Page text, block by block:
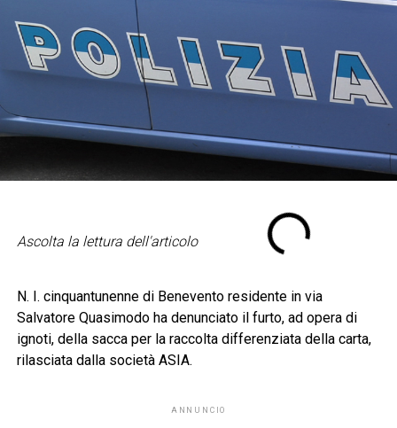
Ascolta la lettura dell'articolo
N. I. cinquantunenne di Benevento residente in via
Salvatore Quasimodo ha denunciato il furto, ad opera di
ignoti, della sacca per la raccolta differenziata della carta,
rilasciata dalla società ASIA.
ANNUNCIO